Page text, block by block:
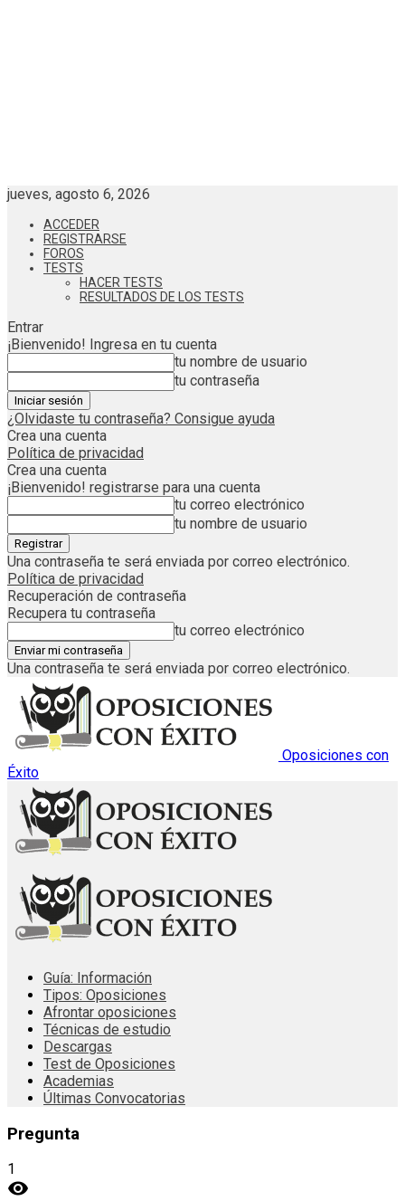
jueves, agosto 6, 2026
ACCEDER
REGISTRARSE
FOROS
TESTS
HACER TESTS
RESULTADOS DE LOS TESTS
Entrar
¡Bienvenido! Ingresa en tu cuenta
tu nombre de usuario
tu contraseña
¿Olvidaste tu contraseña? Consigue ayuda
Crea una cuenta
Política de privacidad
Crea una cuenta
¡Bienvenido! registrarse para una cuenta
tu correo electrónico
tu nombre de usuario
Una contraseña te será enviada por correo electrónico.
Política de privacidad
Recuperación de contraseña
Recupera tu contraseña
tu correo electrónico
Una contraseña te será enviada por correo electrónico.
Oposiciones con
Éxito
Guía: Información
Tipos: Oposiciones
Afrontar oposiciones
Técnicas de estudio
Descargas
Test de Oposiciones
Academias
Últimas Convocatorias
Pregunta
1
visibility